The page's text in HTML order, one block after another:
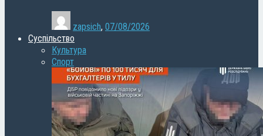
zapsich, 07/08/2026
Суспільство
Культура
Спорт